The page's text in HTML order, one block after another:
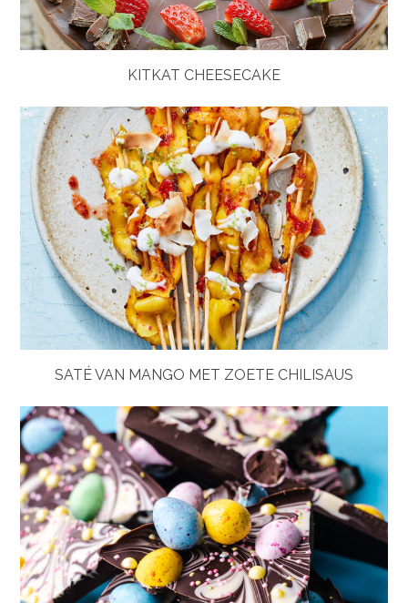
KITKAT CHEESECAKE
SATÉ VAN MANGO MET ZOETE CHILISAUS